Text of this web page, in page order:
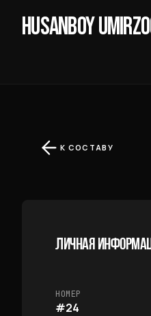
HUSANBOY
К СОСТАВУ
ЛИЧНАЯ
НОМЕР
#24